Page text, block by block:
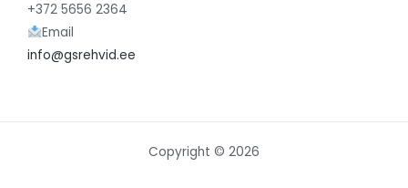
+372 5656 2364
Email
info@gsrehvid.ee
Copyright © 2026